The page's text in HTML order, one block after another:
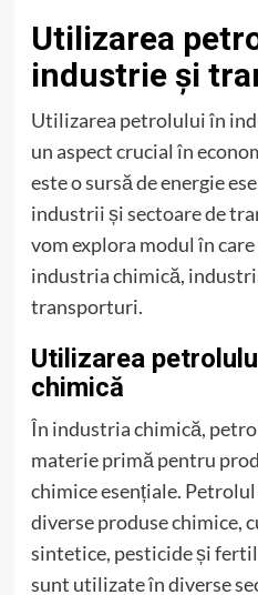
Utilizarea
industrie și
Utilizarea petrolului în
un aspect crucial în
este o sursă de energie
industrii și sectoare de
vom explora modul în
industria chimică,
transporturi.
Utilizarea
chimică
În industria chimică,
materie primă pentru
chimice esențiale.
diverse produse chimice,
sintetice, pesticide și
sunt utilizate în diverse